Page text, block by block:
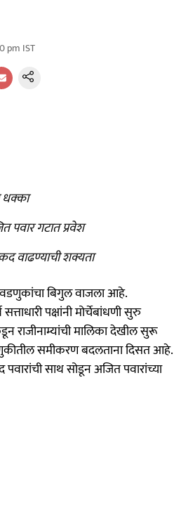
pm IST
धक्का
पवार गटात प्रवेश
वाढण्याची शक्यता
बिगुल वाजला आहे.
पक्षांनी मोर्चेबांधणी सुरु
राजीनाम्यांची मालिका देखील सुरू
समीकरण बदलताना दिसत आहे.
पवारांची साथ सोडून अजित पवारांच्या